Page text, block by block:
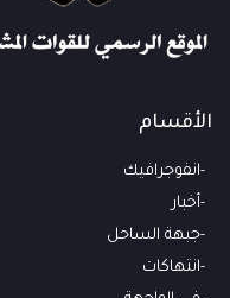
الأقسام
انفوجرافيك
أخبار
جبهة الساحل
انتهاكات